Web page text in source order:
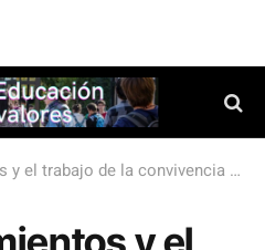
el trabajo de la convivencia (2)